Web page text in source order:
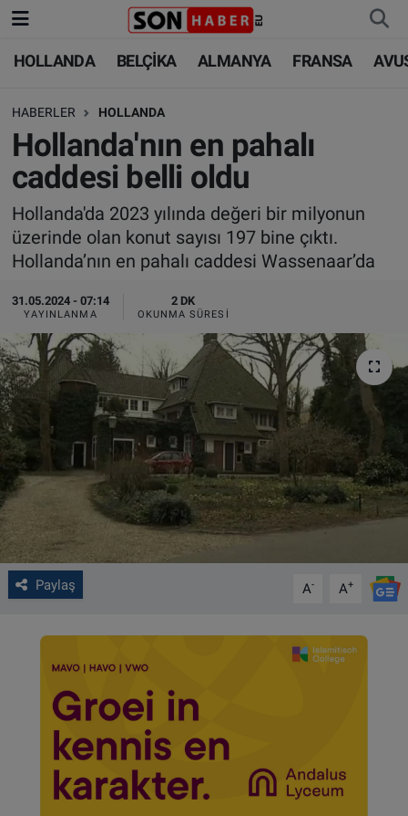
HOLLANDA BELÇİKA ALMANYA FRANSA
HABERLER HOLLANDA
Hollanda'nın en pahalı
caddesi belli oldu
Hollanda'da 2023 yılında değeri bir milyonun
üzerinde olan konut sayısı 197 bine çıktı.
Hollanda’nın en pahalı caddesi Wassenaar’da
31.05.2024 - 07:14
YAYINLANMA
2 DK
OKUNMA SÜRESI
Paylaş A- A+
HOLLANDA
BELÇİKA
ALMANYA
FRANSA
AVUSTURYA
SAĞLIK - YAŞAM
BİLİM-TEKNOLOJİ
HOLLANDA
BELÇİKA
ALMANYA
TÜRKİYE
DÜNYA
BİLİM-TEKNOLOJİ
SAĞLIK
FOTO GALERİ
VIDEO GALERİ
ALGEMENE VOORWAARDEN
CONTACT
Çerez Politikası
Nöbetçi Eczaneler
Hava Durumu
Trafik Durumu
Süper Lig Puan Durumu ve Fikstür
Tüm Manşetler
Son Dakika Haberleri
Haber Arşivi